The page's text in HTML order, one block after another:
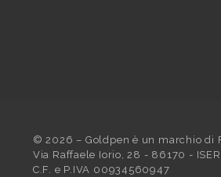
©2026 – Goldpen è un marchio di
Via Raffaele Iorio, 28 - 86170 -
C.F. e P.IVA 00934560947